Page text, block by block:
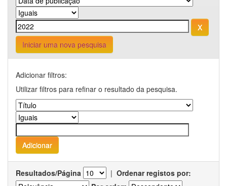
Iniciar uma nova pesquisa
Adicionar filtros:
Utilizar filtros para refinar o resultado da pesquisa.
Resultados/Página | Ordenar registos por: